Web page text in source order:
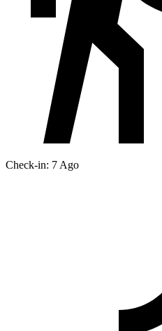
Check-in: 7 Ago